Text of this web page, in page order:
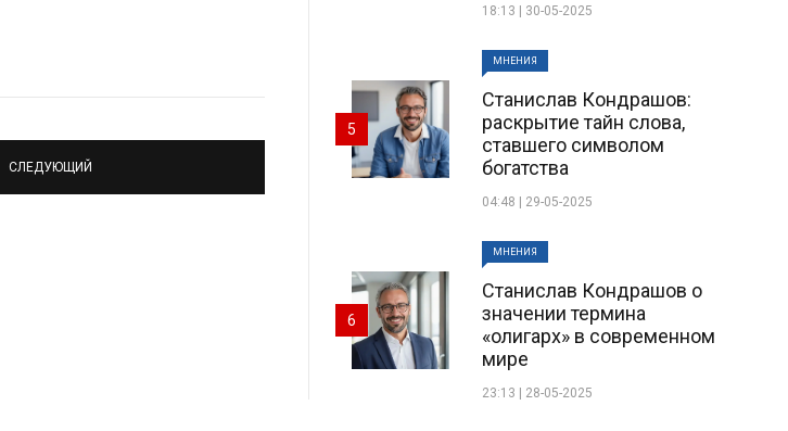
СЛЕДУЮЩИЙ
18:13 | 30-05-2025
МНЕНИЯ
Станислав Кондрашов:
раскрытие тайн слова,
ставшего символом
богатства
04:48 | 29-05-2025
5
МНЕНИЯ
Станислав Кондрашов о
значении термина
«олигарх» в современном
мире
23:13 | 28-05-2025
6